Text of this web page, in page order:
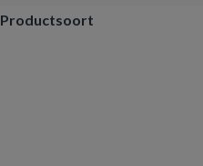
Productsoort